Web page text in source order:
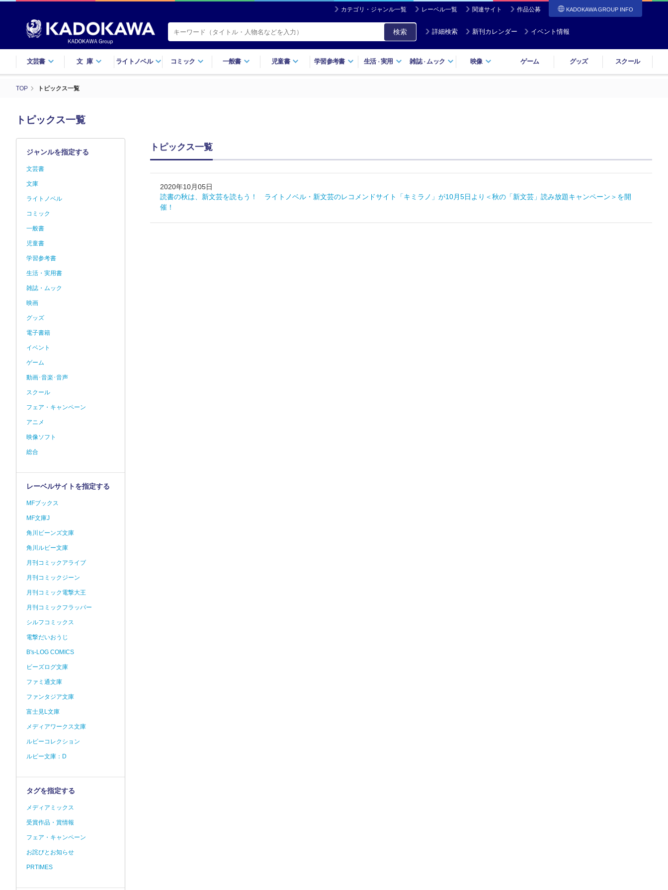
カテゴリ・ジャンル一覧 レーベル一覧 関連サイト 作品公募 KADOKAWA GROUP INFO
検索 詳細検索 新刊カレンダー イベント情報
文芸書 文庫 ライトノベル コミック 一般書 児童書 学習参考書 生活・実用 雑誌・ ムック 映像 ゲーム グッズ スクール
TOP トピックス一覧
トピックス一覧
トピックス一覧
2020年10月05日
読書の秋は、新文芸を読もう！ ライトノベル・新文芸のレコメンドサイト「キミラノ」が10月5日より＜秋の「新文芸」読み放題キャンペーン＞を開
催！
ジャンルを指定する
文芸書
文庫
ライトノベル
コミック
一般書
児童書
学習参考書
生活・実用書
雑誌・ムック
映画
グッズ
電子書籍
イベント
ゲーム
動画･音楽･音声
スクール
フェア・キャンペーン
アニメ
映像ソフト
総合
レーベルサイトを指定する
MFブックス
MF文庫J
角川ビーンズ文庫
角川ルビー文庫
月刊コミックアライブ
月刊コミックジーン
月刊コミック電撃大王
月刊コミックフラッパー
シルフコミックス
電撃だいおうじ
B's-LOG COMICS
ビーズログ文庫
ファミ通文庫
ファンタジア文庫
富士見L文庫
メディアワークス文庫
ルビーコレクション
ルビー文庫：D
タグを指定する
メディアミックス
受賞作品・賞情報
フェア・キャンペーン
お詫びとお知らせ
PRTIMES